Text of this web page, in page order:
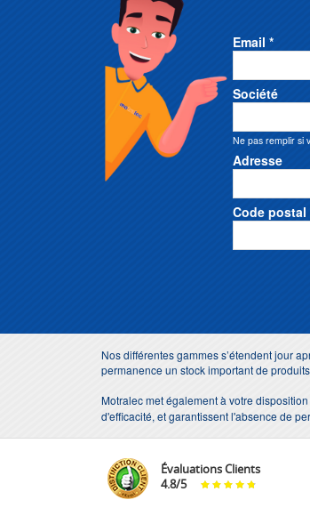
Email *
Société
Ne pas remplir si
Adresse
Code postal
Nos différentes gammes s’étendent jour
permanence un stock important de
Motralec met également à votre
d'efficacité, et garantissent l'absence de
Évaluations Clients
4.8/5